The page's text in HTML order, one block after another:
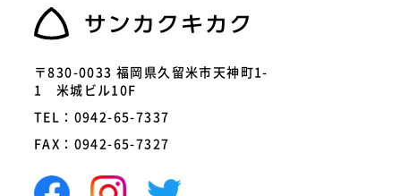
〒830-0033 福岡県久留米市天神町1-
1 米城ビル10F
TEL：0942-65-7337
FAX：0942-65-7327